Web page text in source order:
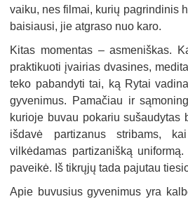
vaiku, nes filmai, kurių pagrindinis
baisiausi, jie atgraso nuo karo.
Kitas momentas – asmeniškas.
praktikuoti įvairias dvasines,
teko pabandyti tai, ką Rytai
gyvenimus. Pamačiau ir
kurioje buvau pokariu sušaudytas
išdavė partizanus stribams,
vilkėdamas partizanišką
paveikė. Iš tikrųjų tada pajutau
Apie buvusius gyvenimus yra